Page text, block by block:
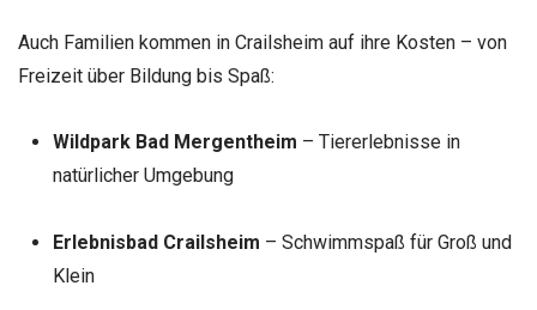
Auch Familien kommen in Crailsheim auf ihre Kosten – von
Freizeit über Bildung bis Spaß:
Wildpark Bad Mergentheim – Tiererlebnisse in
natürlicher Umgebung
Erlebnisbad Crailsheim – Schwimmspaß für Groß und
Klein